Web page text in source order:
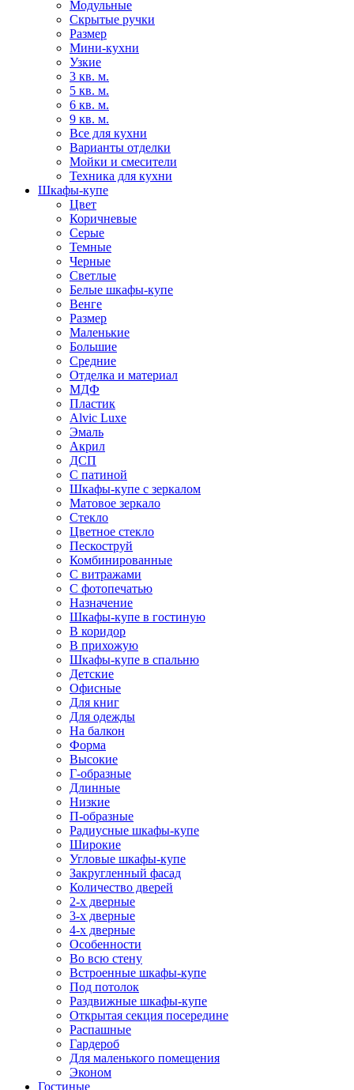
Модульные
Скрытые ручки
Размер
Мини-кухни
Узкие
3 кв. м.
5 кв. м.
6 кв. м.
9 кв. м.
Все для кухни
Варианты отделки
Мойки и смесители
Техника для кухни
Шкафы-купе
Цвет
Коричневые
Серые
Темные
Черные
Светлые
Белые шкафы-купе
Венге
Размер
Маленькие
Большие
Средние
Отделка и материал
МДФ
Пластик
Alvic Luxe
Эмаль
Акрил
ДСП
С патиной
Шкафы-купе с зеркалом
Матовое зеркало
Стекло
Цветное стекло
Пескоструй
Комбинированные
С витражами
С фотопечатью
Назначение
Шкафы-купе в гостиную
В коридор
В прихожую
Шкафы-купе в спальню
Детские
Офисные
Для книг
Для одежды
На балкон
Форма
Высокие
Г-образные
Длинные
Низкие
П-образные
Радиусные шкафы-купе
Широкие
Угловые шкафы-купе
Закругленный фасад
Количество дверей
2-х дверные
3-х дверные
4-х дверные
Особенности
Во всю стену
Встроенные шкафы-купе
Под потолок
Раздвижные шкафы-купе
Открытая секция посередине
Распашные
Гардероб
Для маленького помещения
Эконом
Гостиные